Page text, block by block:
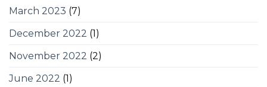
March 2023 (7)
December 2022 (1)
November 2022 (2)
June 2022 (1)